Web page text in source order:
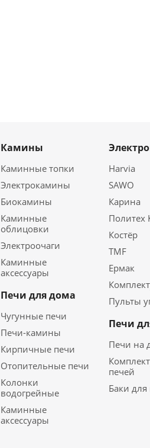
Камины
Каминные топки
Электрокамины
Биокамины
Каминные
облицовки
Электроочаги
Каминные
аксессуары
Печи для дома
Чугунные печи
Печи-камины
Кирпичные печи
Отопительные печи
Колонки
водогрейные
Каминные
аксессуары
Harvia
SAWO
Карина
Политех
Костёр
TMF
Ермак
Пульты
Печи
Печи на
печей
Баки для